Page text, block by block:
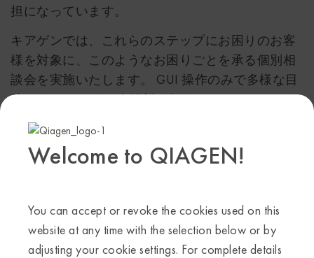
Welcome to QIAGEN!
You can accept or revoke the cookies used on this
website at any time with the selection below or by
adjusting your cookie settings. For complete details
担になっています。
キアゲンでは、これらのステップにお困りのお客
様を対象に、このようなお困りごとを承る個別相
談会を実施いたします。 GUI 操作のみで多様な目
的の NGS データ2次解析を行うツール、オミック
スデータの生物学的意義解釈ツール、ヒト変異解
釈ツール などにご興味をお持ちの方は、ぜひお気
軽にお申し込みください。
がございますので、予めご了承下さい。
Upcoming Webinars